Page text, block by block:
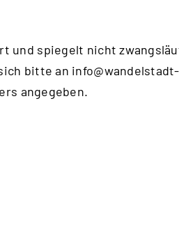
spiegelt nicht
bitte an
angegeben.